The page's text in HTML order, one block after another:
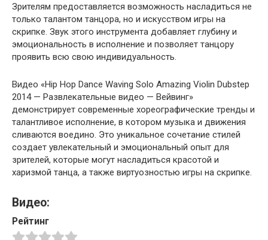
Зрителям предоставляется возможность насладиться не
только талантом танцора, но и искусством игры на
скрипке. Звук этого инструмента добавляет глубину и
эмоциональность в исполнение и позволяет танцору
проявить всю свою индивидуальность.
Видео «Hip Hop Dance Waving Solo Amazing Violin Dubstep
2014 — Развлекательные видео — Вейвинг»
демонстрирует современные хореографические тренды и
талантливое исполнение, в котором музыка и движения
сливаются воедино. Это уникальное сочетание стилей
создает увлекательный и эмоциональный опыт для
зрителей, которые могут насладиться красотой и
харизмой танца, а также виртуозностью игры на скрипке.
Видео:
Рейтинг